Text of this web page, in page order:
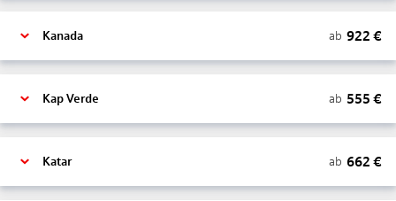
Kanada ab 922 €
Kap Verde ab 555 €
Katar ab 662 €